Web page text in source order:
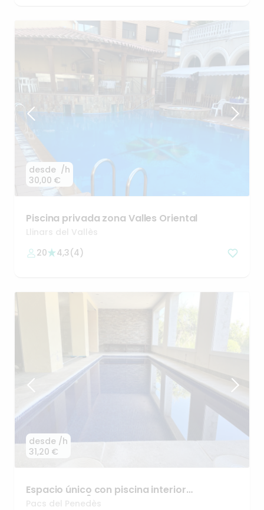
desde
30,00 €
/h
Piscina privada zona Valles Oriental
Llinars del Vallès
20
4,3(4)
desde
31,20 €
/h
Espacio único con piscina interior
climatizada 🌡️
Pacs del Penedès